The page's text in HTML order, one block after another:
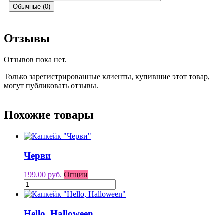
Обычные (0)
Отзывы
Отзывов пока нет.
Только зарегистрированные клиенты, купившие этот товар,
могут публиковать отзывы.
Похожие товары
Черви
199.00 руб. Опции